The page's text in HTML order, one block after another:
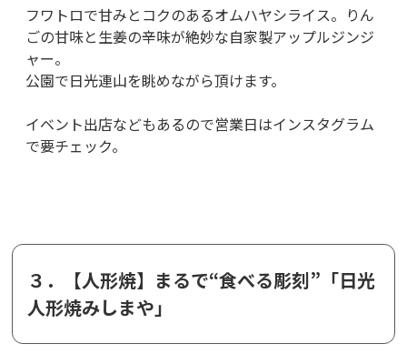
フワトロで甘みとコクのあるオムハヤシライス。りん
ごの甘味と生姜の辛味が絶妙な自家製アップルジンジ
ャー。
公園で日光連山を眺めながら頂けます。
イベント出店などもあるので営業日はインスタグラム
で要チェック。
３．【人形焼】まるで“食べる彫刻”「日光
人形焼みしまや」